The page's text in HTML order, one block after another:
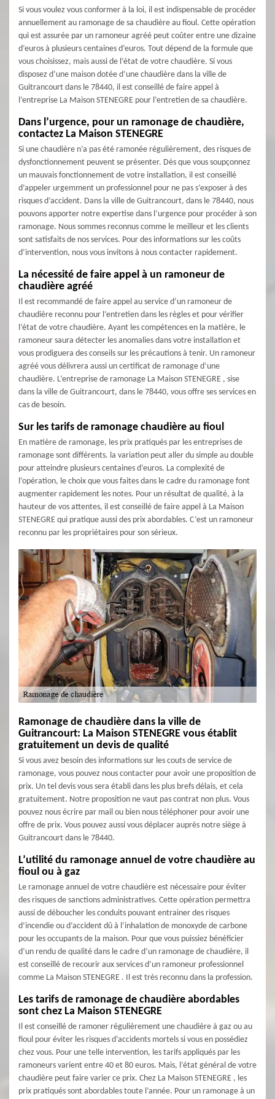
Si vous voulez vous conformer à la loi, il est indispensable de procéder
annuellement au ramonage de sa chaudière au fioul. Cette opération
qui est assurée par un ramoneur agréé peut coûter entre une dizaine
d’euros à plusieurs centaines d’euros. Tout dépend de la formule que
vous choisissez, mais aussi de l’état de votre chaudière. Si vous
disposez d’une maison dotée d’une chaudière dans la ville de
Guitrancourt dans le 78440, il est conseillé de faire appel à
l’entreprise La Maison STENEGRE pour l’entretien de sa chaudière.
Dans l’urgence, pour un ramonage de chaudière,
contactez La Maison STENEGRE
Si une chaudière n’a pas été ramonée régulièrement, des risques de
dysfonctionnement peuvent se présenter. Dès que vous soupçonnez
un mauvais fonctionnement de votre installation, il est conseillé
d’appeler urgemment un professionnel pour ne pas s’exposer à des
risques d’accident. Dans la ville de Guitrancourt, dans le 78440, nous
pouvons apporter notre expertise dans l’urgence pour procéder à son
ramonage. Nous sommes reconnus comme le meilleur et les clients
sont satisfaits de nos services. Pour des informations sur les coûts
d’intervention, nous vous invitons à nous contacter rapidement.
La nécessité de faire appel à un ramoneur de
chaudière agréé
Il est recommandé de faire appel au service d’un ramoneur de
chaudière reconnu pour l’entretien dans les règles et pour vérifier
l’état de votre chaudière. Ayant les compétences en la matière, le
ramoneur saura détecter les anomalies dans votre installation et
vous prodiguera des conseils sur les précautions à tenir. Un ramoneur
agréé vous délivrera aussi un certificat de ramonage d’une
chaudière. L’entreprise de ramonage La Maison STENEGRE , sise
dans la ville de Guitrancourt, dans le 78440, vous offre ses services en
cas de besoin.
Sur les tarifs de ramonage chaudière au fioul
En matière de ramonage, les prix pratiqués par les entreprises de
ramonage sont différents. la variation peut aller du simple au double
pour atteindre plusieurs centaines d’euros. La complexité de
l’opération, le choix que vous faites dans le cadre du ramonage font
augmenter rapidement les notes. Pour un résultat de qualité, à la
hauteur de vos attentes, il est conseillé de faire appel à La Maison
STENEGRE qui pratique aussi des prix abordables. C’est un ramoneur
reconnu par les propriétaires pour son sérieux.
Ramonage de chaudière dans la ville de
Guitrancourt: La Maison STENEGRE vous établit
gratuitement un devis de qualité
Si vous avez besoin des informations sur les couts de service de
ramonage, vous pouvez nous contacter pour avoir une proposition de
prix. Un tel devis vous sera établi dans les plus brefs délais, et cela
gratuitement. Notre proposition ne vaut pas contrat non plus. Vous
pouvez nous écrire par mail ou bien nous téléphoner pour avoir une
offre de prix. Vous pouvez aussi vous déplacer auprès notre siège à
Guitrancourt dans le 78440.
L’utilité du ramonage annuel de votre chaudière au
fioul ou à gaz
Le ramonage annuel de votre chaudière est nécessaire pour éviter
des risques de sanctions administratives. Cette opération permettra
aussi de déboucher les conduits pouvant entrainer des risques
d’incendie ou d’accident dû à l’inhalation de monoxyde de carbone
pour les occupants de la maison. Pour que vous puissiez bénéficier
d’un rendu de qualité dans le cadre d’un ramonage de chaudière, il
est conseillé de recourir aux services d’un ramoneur professionnel
comme La Maison STENEGRE . Il est très reconnu dans la profession.
Les tarifs de ramonage de chaudière abordables
sont chez La Maison STENEGRE
Il est conseillé de ramoner régulièrement une chaudière à gaz ou au
fioul pour éviter les risques d’accidents mortels si vous en possédiez
chez vous. Pour une telle intervention, les tarifs appliqués par les
ramoneurs varient entre 40 et 80 euros. Mais, l’état général de votre
chaudière peut faire varier ce prix. Chez La Maison STENEGRE , les
prix pratiqués sont abordables toute l’année. Pour un ramonage à un